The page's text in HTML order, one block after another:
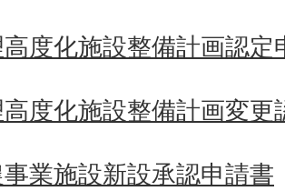
度化施設整備計画認定
度化施設整備計画変更
業施設新設承認申請書